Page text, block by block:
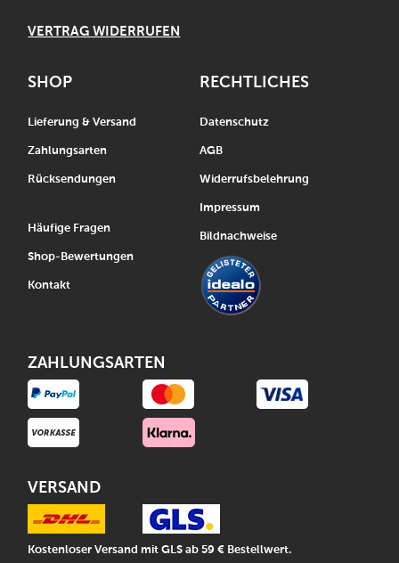
VERTRAG WIDERRUFEN
SHOP
Lieferung & Versand
Zahlungsarten
Rücksendungen
Häufige Fragen
Shop-Bewertungen
Kontakt
RECHTLICHES
Datenschutz
AGB
Widerrufsbelehrung
Impressum
Bildnachweise
ZAHLUNGSARTEN
VERSAND
Kostenloser Versand mit GLS ab 59 € Bestellwert.